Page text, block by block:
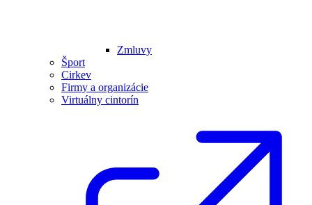
Zmluvy
Šport
Cirkev
Firmy a organizácie
Virtuálny cintorín